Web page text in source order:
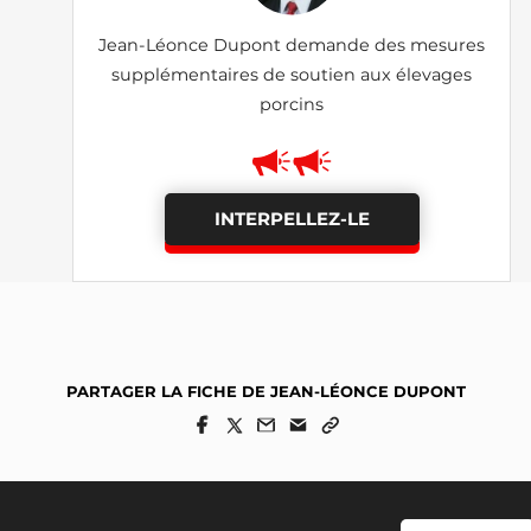
Jean-Léonce Dupont demande des mesures
supplémentaires de soutien aux élevages
porcins
INTERPELLEZ-LE
PARTAGER LA FICHE DE JEAN-LÉONCE DUPONT